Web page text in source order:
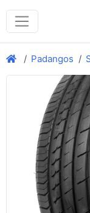
Padangos